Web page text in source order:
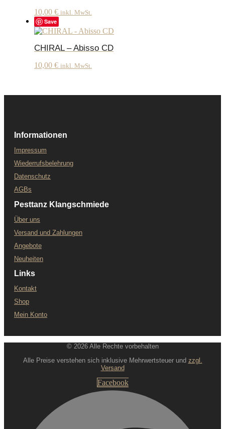
10,00 € inkl. MwSt.
Save
CHIRAL – Abisso CD
10,00 € inkl. MwSt.
Informationen
Impressum
Wiederrufsbelehrung
Datenschutz
AGBs
Pesttanz Klangschmiede
Über uns
Versand und Zahlungen
Angebote
Neuheiten
Links
Kontakt
Shop
Mein Konto
© 2026 Alle Rechte vorbehalten
Alle Preise verstehen sich inklusive Mehrwertsteuer und zzgl.
Versand
Facebook